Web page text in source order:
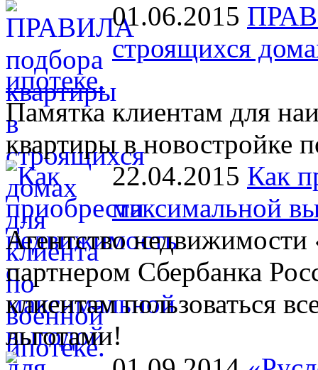
01.06.2015
строящихся
ипотеке.
Памятка клиентам для
квартиры в новостройке
22.04.2015 Как
максимальной
Агентство
партнером Сбербанка
клиентам пользоваться
льготами!